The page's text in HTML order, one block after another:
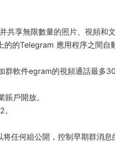
共享無限數量的照片、視頻和
的的Telegram 應用程序之間自
群軟件egram的視頻通話最多
戶開放。
任何組公開，控制早期群消息